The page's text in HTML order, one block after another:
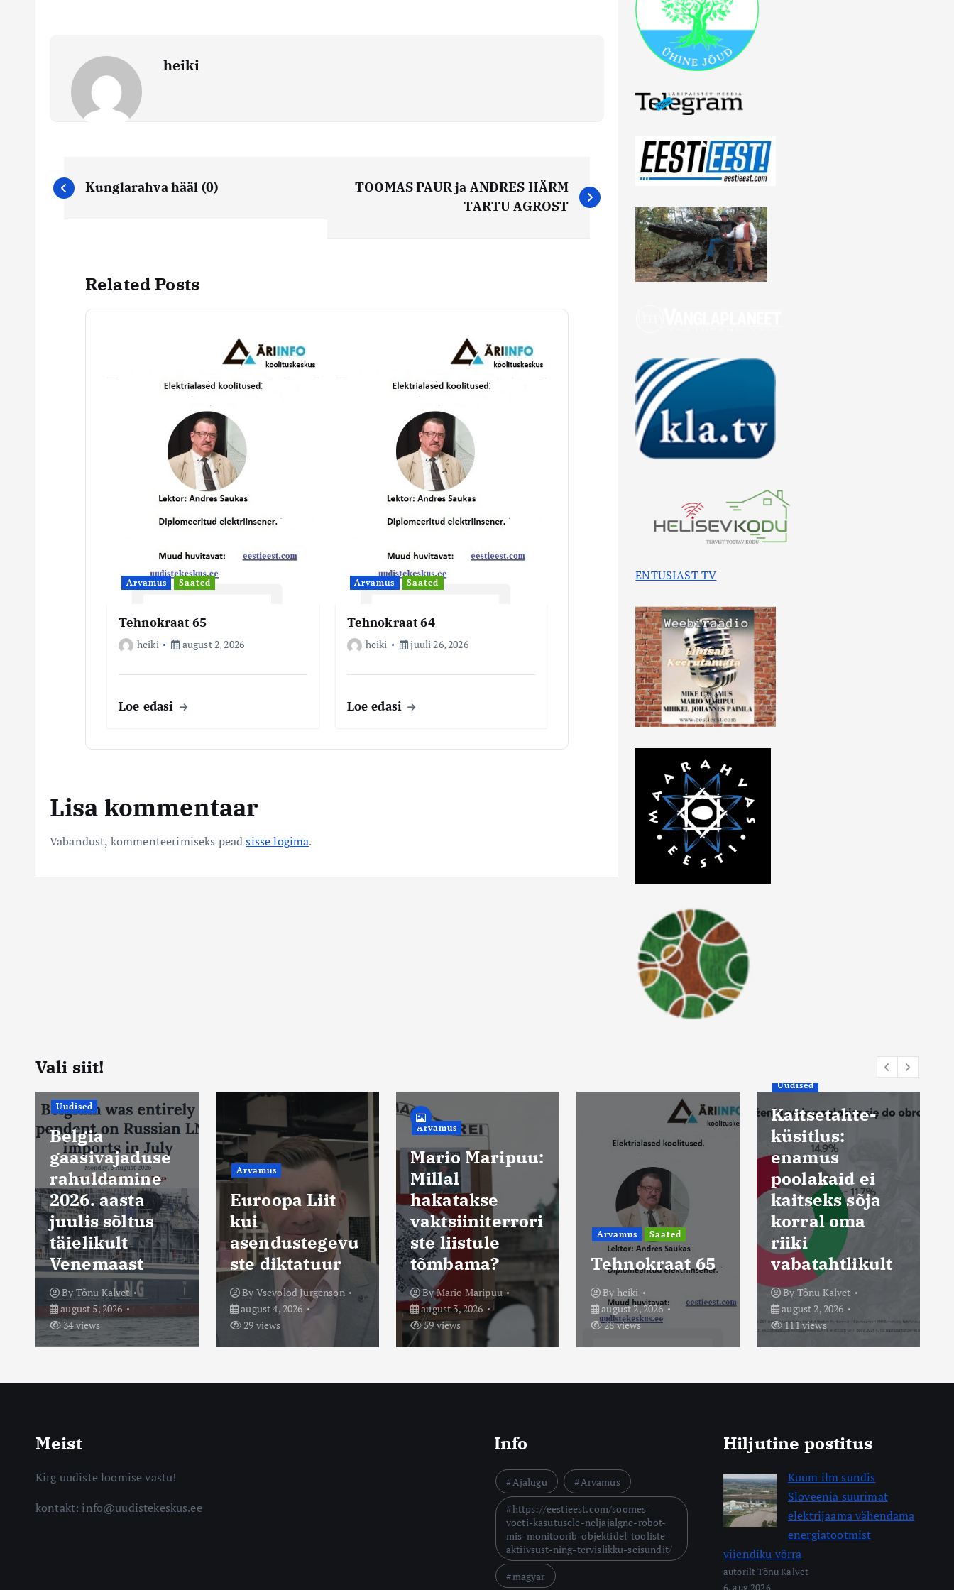
heiki
N
Kunglarahva hääl (0)
TOOMAS PAUR ja ANDRES HÄRM
TARTU AGROST
Related Posts
Arvamus Saated
Tehnokraat 65
heiki august 2, 2026
Loe edasi
Arvamus Saated
Tehnokraat 64
heiki juuli 26, 2026
Loe edasi
Lisa kommentaar
Vabandust, kommenteerimiseks peadsisse logima.
ENTUSIAST TV
Vali siit!
Arvamus
Euroopa Liit
kui
asendustegevu
ste diktatuur
By Vsevolod Jürgenson
august 4, 2026
29 views
Arvamus
Mario Maripuu:
Millal
hakatakse
vaktsiiniterrori
ste liistule
tõmbama?
By Mario Maripuu
august 3, 2026
59 views
Arvamus Saated
Tehnokraat 65
Byheiki
august 2, 2026
28 views
Kaitsetahte-
küsitlus:
enamus
poolakaid ei
kaitseks sõja
korral oma
riiki
vabatahtlikult
By Tõnu Kalvet
august 2, 2026
111 views
Kuum ilm
sundis
Sloveenia
suurimat
elektrijaama
vähendama
energiatootmis
t viiendiku
võrra
By Tõnu Kalvet
august 6, 2026
27 views
Meist
Kirg uudiste loomise vastu!
kontakt: info@uudistekeskus.ee
Info
Ajalugu
Arvamus
https://eestieest.com/soomes-
voeti-kasutusele-neljajalgne-robot-
mis-monitoorib-objektidel-tooliste-
aktiivsust-ning-tervislikku-seisundit/
magyar
Hiljutine postitus
Kuum ilm sundis
Sloveenia suurimat
elektrijaama vähendama
energiatootmist
viiendiku võrra
autorilt Tõnu Kalvet
6. aug 2026